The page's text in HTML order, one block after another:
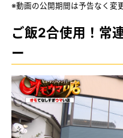
※動画の公開期間は予告なく変
ご飯2合使用！常
ー